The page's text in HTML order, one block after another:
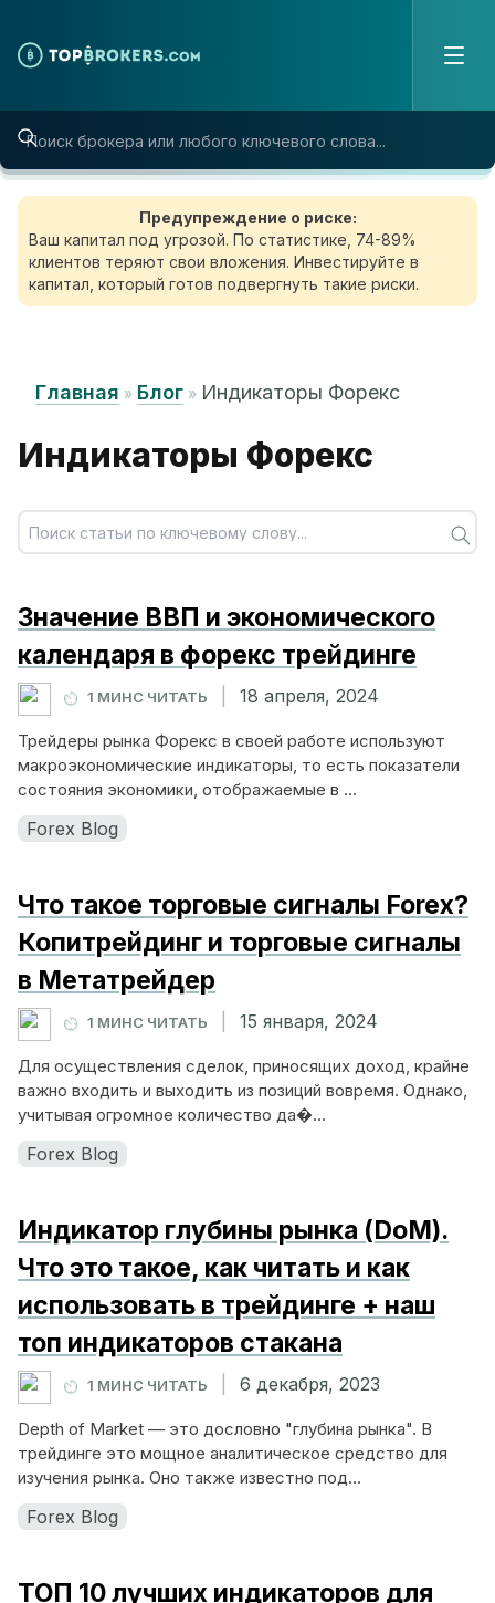
Предупреждение о риске:
Ваш капитал под угрозой. По статистике, 74-89%
клиентов теряют свои вложения. Инвестируйте в
капитал, который готов подвергнуть такие риски.
Главная » Блог » Индикаторы Форекс
Индикаторы Форекс
Значение ВВП и экономического
календаря в форекс трейдинге
1 МИНС ЧИТАТЬ 18 апреля, 2024
Трейдеры рынка Форекс в своей работе используют
макроэкономические индикаторы, то есть показатели
состояния экономики, отображаемые в ...
Forex Blog
Что такое торговые сигналы Forex?
Копитрейдинг и торговые сигналы
в Метатрейдер
1 МИНС ЧИТАТЬ 15 января, 2024
Для осуществления сделок, приносящих доход, крайне
важно входить и выходить из позиций вовремя. Однако,
учитывая огромное количество да�...
Forex Blog
Индикатор глубины рынка (DoM).
Что это такое, как читать и как
использовать в трейдинге + наш
топ индикаторов стакана
1 МИНС ЧИТАТЬ 6 декабря, 2023
Depth of Market — это дословно "глубина рынка". В
трейдинге это мощное аналитическое средство для
изучения рынка. Оно также известно под...
Forex Blog
ТОП 10 лучших индикаторов для